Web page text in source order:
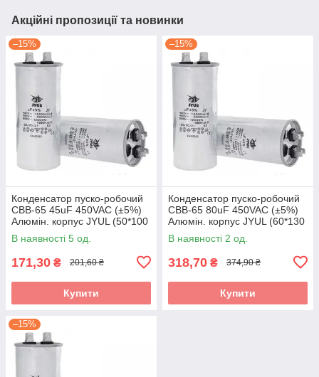
Акційні пропозиції та новинки
–15%
Конденсатор пуско-робочий
CBB-65 45uF 450VAC (±5%)
Алюмін. корпус JYUL (50*100
мм)
В наявності 5 од.
171,30 ₴ 201,60 ₴
Купити
–15%
Конденсатор пуско-робочий
CBB-65 80uF 450VAC (±5%)
Алюмін. корпус JYUL (60*130
мм)
В наявності 2 од.
318,70 ₴ 374,90 ₴
Купити
–15%